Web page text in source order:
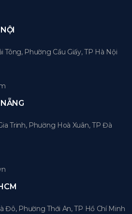
Tông, Phường Cầu Giấy, TP Hà Nội
Trinh, Phường Hoà Xuân, TP Đà
Đô, Phường Thới An, TP Hồ Chí Minh